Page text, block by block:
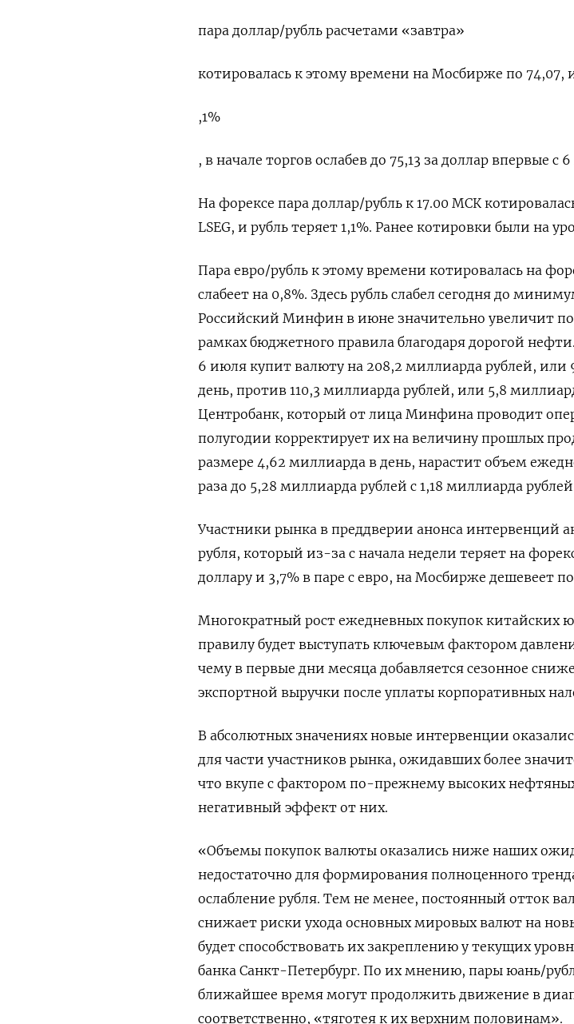
пара доллар/рубль расчетами «завтра»
котировалась к этому времени на Мосбирже по 74,07,
,1%
, в начале торгов ослабев до 75,13 за доллар впервые с
На форексе пара доллар/рубль к 17.00 МСК
LSEG, и рубль теряет 1,1%. Ранее котировки были на
Пара евро/рубль ​к этому ⁠времени котировалась на
слабеет на 0,8%. Здесь рубль слабел сегодня до
Российский Минфин в июне значительно увеличит
рамках бюджетного правила благодаря дорогой
6 июля купит валюту на 208,2 миллиарда рублей, или
день, против 110,3 миллиарда рублей, или 5,8
Центробанк, который от лица Минфина проводит
полугодии корректирует их на величину прошлых
размере 4,62 миллиарда в день, нарастит объем
раза до 5,28 миллиарда рублей с 1,18 миллиарда
Участники рынка в преддверии анонса интервенций
‌рубля, который из-за с начала недели теряет на
доллару и 3,7% в паре с евро, на Мосбирже дешевеет
Многократный рост ежедневных покупок китайских
правилу будет выступать ​ключевым фактором
чему в первые ‌дни месяца добавляется сезонное
экспортной выручки после уплаты корпоративных
В абсолютных значениях новые интервенции
для части участников рынка, ​ожидавших более
что вкупе с фактором по-прежнему высоких
негативный эффект от них.
«Объемы покупок валюты оказались ниже наших
недостаточно для формирования полноценного
ослабление рубля. Тем не менее, постоянный отток
снижает риски ухода основных мировых валют на
будет способствовать их закреплению у текущих
банка Санкт-Петербург. По их мнению, пары юань/
ближайшее время могут продолжить движение в
соответственно, «тяготея к их верхним половинам».